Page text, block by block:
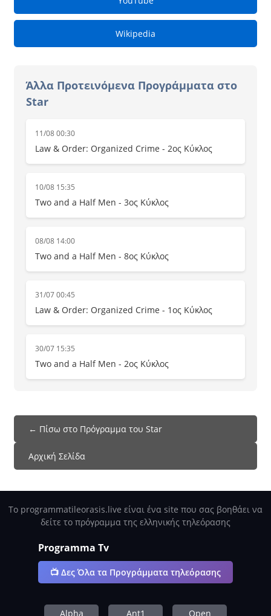
Wikipedia
Άλλα Προτεινόμενα Προγράμματα στο
Star
11/08 00:30
Law & Order: Organized Crime - 2ος Κύκλος
10/08 15:35
Two and a Half Men - 3ος Κύκλος
08/08 14:00
Two and a Half Men - 8ος Κύκλος
31/07 00:45
Law & Order: Organized Crime - 1ος Κύκλος
30/07 15:35
Two and a Half Men - 2ος Κύκλος
← Πίσω στο Πρόγραμμα του Star
Αρχική Σελίδα
Το programmatileorasis.live είναι ένα site που σας βοηθάει να
δείτε το πρόγραμμα της ελληνικής τηλεόρασης
Programma Tv
📺 Δες Όλα τα Προγράμματα τηλεόρασης
Alpha Ant1 Open